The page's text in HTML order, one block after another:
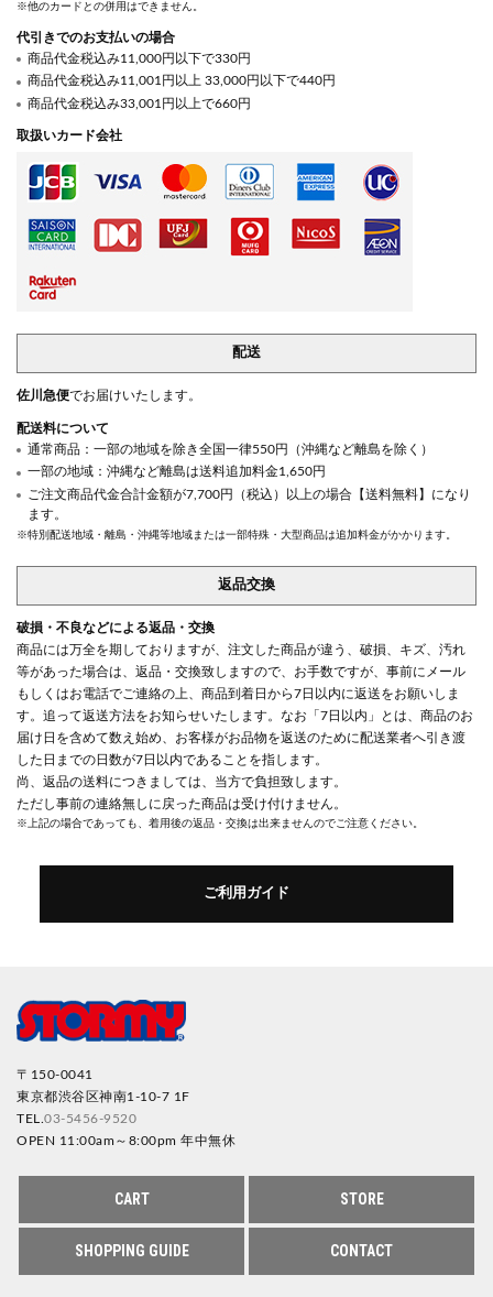
※他のカードとの併用はできません。
代引きでのお支払いの場合
商品代金税込み11,000円以下で330円
商品代金税込み11,001円以上 33,000円以下で440円
商品代金税込み33,001円以上で660円
取扱いカード会社
配送
佐川急便でお届けいたします。
配送料について
通常商品：一部の地域を除き全国一律550円（沖縄など離島を除く）
一部の地域：沖縄など離島は送料追加料金1,650円
ご注文商品代金合計金額が7,700円（税込）以上の場合【送料無料】になり
ます。
※特別配送地域・離島・沖縄等地域または一部特殊・大型商品は追加料金がかかります。
返品交換
破損・不良などによる返品・交換
商品には万全を期しておりますが、注文した商品が違う、破損、キズ、汚れ
等があった場合は、返品・交換致しますので、お手数ですが、事前にメール
もしくはお電話でご連絡の上、商品到着日から7日以内に返送をお願いしま
す。追って返送方法をお知らせいたします。なお「7日以内」とは、商品のお
届け日を含めて数え始め、お客様がお品物を返送のために配送業者へ引き渡
した日までの日数が7日以内であることを指します。
尚、返品の送料につきましては、当方で負担致します。
ただし事前の連絡無しに戻った商品は受け付けません。
※上記の場合であっても、着用後の返品・交換は出来ませんのでご注意ください。
ご利用ガイド
〒150-0041
東京都渋谷区神南1-10-7 1F
TEL. 03-5456-9520
OPEN 11:00am～8:00pm 年中無休
CART STORE
SHOPPING GUIDE CONTACT